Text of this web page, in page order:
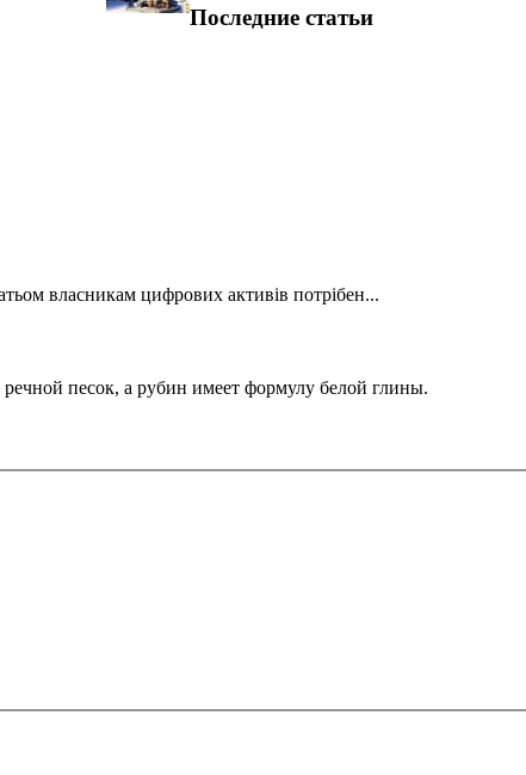
Последние статьи
власникам цифрових активів потрібен...
песок, а рубин имеет формулу белой глины.